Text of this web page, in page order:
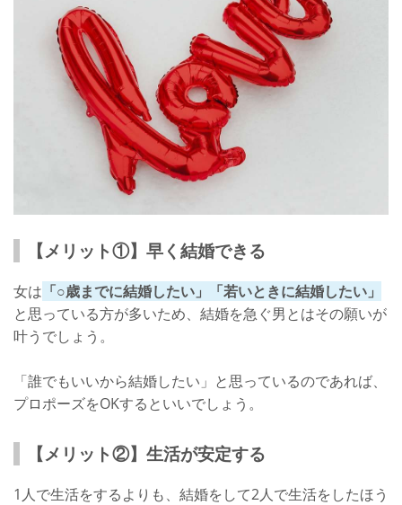
【メリット①】早く結婚できる
女は 「○歳までに結婚したい」「若いときに結婚したい」
と思っている方が多いため、結婚を急ぐ男とはその願いが
叶うでしょう。
「誰でもいいから結婚したい」と思っているのであれば、
プロポーズをOKするといいでしょう。
【メリット②】生活が安定する
1人で生活をするよりも、結婚をして2人で生活をしたほう